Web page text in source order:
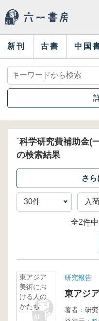
新刊 古書 中国
`科学研究費補助金(
の検索結果
全2件
東アジア
美術にお
ける人の
かたち
研究報告
東アジ
著者： 研